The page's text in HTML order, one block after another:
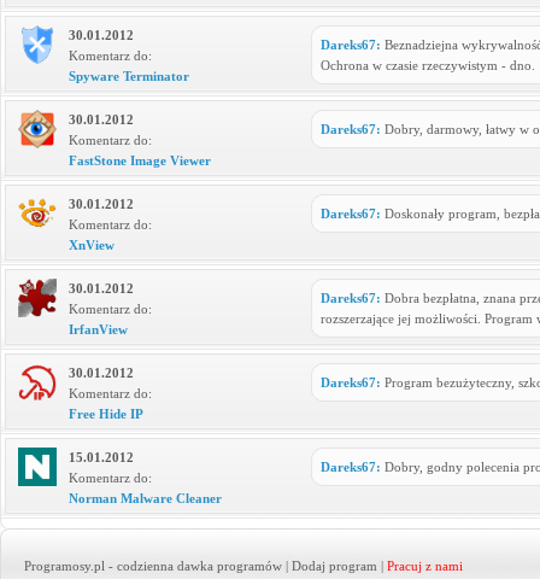
Dareks67: Beznadziejna
Ochrona w czasie rzeczywistym - dno.
30.01.2012
Komentarz do:
Spyware Terminator
Dareks67: Dobry, darmowy, łatwy w
30.01.2012
Komentarz do:
FastStone Image Viewer
Dareks67: Doskonały program,
30.01.2012
Komentarz do:
XnView
Dareks67: Dobra bezpłatna, znana
rozszerzające jej możliwości. Program
30.01.2012
Komentarz do:
IrfanView
Dareks67: Program bezużyteczny,
30.01.2012
Komentarz do:
Free Hide IP
Dareks67: Dobry, godny polecenia
15.01.2012
Komentarz do:
Norman Malware Cleaner
Programosy.pl - codzienna dawka programów | Dodaj program | Pracuj z nami